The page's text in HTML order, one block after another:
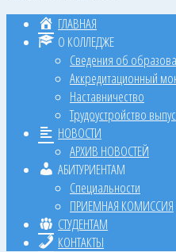
ГЛАВНАЯ
О КОЛЛЕДЖЕ
Сведения об
Аккредитационный
Наставничество
Трудоустройство
НОВОСТИ
АРХИВ НОВОСТЕЙ
АБИТУРИЕНТАМ
Специальности
ПРИЕМНАЯ КОМИССИЯ
СТУДЕНТАМ
КОНТАКТЫ